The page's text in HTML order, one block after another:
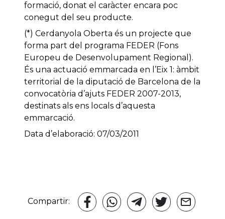
formació, donat el caràcter encara poc
conegut del seu producte.
(*) Cerdanyola Oberta és un projecte que
forma part del programa FEDER (Fons
Europeu de Desenvolupament Regional).
És una actuació emmarcada en l’Eix 1: àmbit
territorial de la diputació de Barcelona de la
convocatòria d’ajuts FEDER 2007-2013,
destinats als ens locals d’aquesta
emmarcació.
Data d’elaboració: 07/03/2011
Compartir: